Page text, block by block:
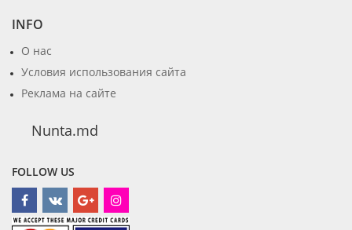
INFO
О нас
Условия использования сайта
Реклама на сайте
Nunta.md
FOLLOW US